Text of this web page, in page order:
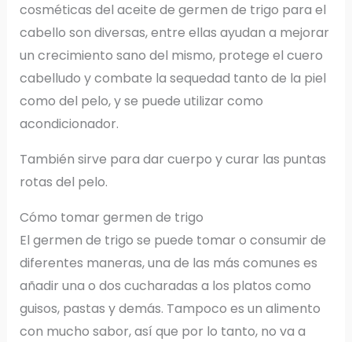
cosméticas del aceite de germen de trigo para el
cabello son diversas, entre ellas ayudan a mejorar
un crecimiento sano del mismo, protege el cuero
cabelludo y combate la sequedad tanto de la piel
como del pelo, y se puede utilizar como
acondicionador.
También sirve para dar cuerpo y curar las puntas
rotas del pelo.
Cómo tomar germen de trigo
El germen de trigo se puede tomar o consumir de
diferentes maneras, una de las más comunes es
añadir una o dos cucharadas a los platos como
guisos, pastas y demás. Tampoco es un alimento
con mucho sabor, así que por lo tanto, no va a